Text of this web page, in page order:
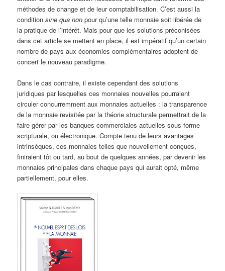
méthodes de change et de leur comptabilisation. C’est aussi la
conditionsine qua non pour qu’une telle monnaie soit libérée de
la pratique de l’intérêt. Mais pour que les solutions préconisées
dans cet article se mettent en place, il est impératif qu’un certain
nombre de pays aux économies complémentaires adoptent de
concert le nouveau paradigme.
Dans le cas contraire, il existe cependant des solutions
juridiques par lesquelles ces monnaies nouvelles pourraient
circuler concurremment aux monnaies actuelles : la transparence
de la monnaie revisitée par la théorie structurale permettrait de la
faire gérer par les banques commerciales actuelles sous forme
scripturale, ou électronique. Compte tenu de leurs avantages
intrinsèques, ces monnaies telles que nouvellement conçues,
finiraient tôt ou tard, au bout de quelques années, par devenir les
monnaies principales dans chaque pays qui aurait opté, même
partiellement, pour elles.